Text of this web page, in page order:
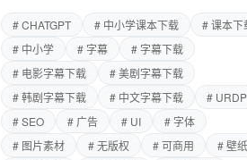
# CHATGPT # 中小学课本下载
# 课本下
# 中小学
# 字幕
# 字幕下载
# 电影字幕下载
# 美剧字幕下载
# 韩剧字幕下载
# 中文字幕下载
# URDP
# SEO
# 广告 # UI
# 字体
# 图片素材
# 无版权 # 可商用
# 壁纸